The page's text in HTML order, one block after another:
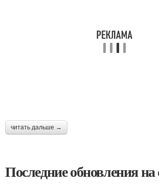
читать дальше →
Последние обновления на